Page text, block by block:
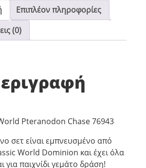
Επιπλέον πληροφορίες
(0)
Pteranodon Chase 76943
σετ είναι εμπνευσμένο από
World Dominion και έχει όλα
για παιχνίδι γεμάτο δράση!